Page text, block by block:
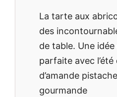
La tarte aux
des
de table. Une
parfaite avec
d’amande
gourmande